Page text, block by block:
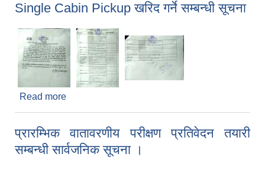
Single Cabin Pickup खरिद गर्ने सम्बन्धी सूचना
Read more
प्रारम्भिक वातावरणीय परीक्षण प्रतिवेदन तयारी
सम्बन्धी सार्वजनिक सूचना ।